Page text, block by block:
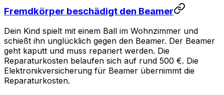
Fremdkörper beschädigt den Beamer
Dein Kind spielt mit einem Ball im Wohnzimmer und
schießt ihn unglücklich gegen den Beamer. Der Beamer
geht kaputt und muss repariert werden. Die
Reparaturkosten belaufen sich auf rund 500 €. Die
Elektronikversicherung für Beamer übernimmt die
Reparaturkosten.